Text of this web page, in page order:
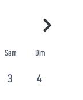
Sam Dim
3 4